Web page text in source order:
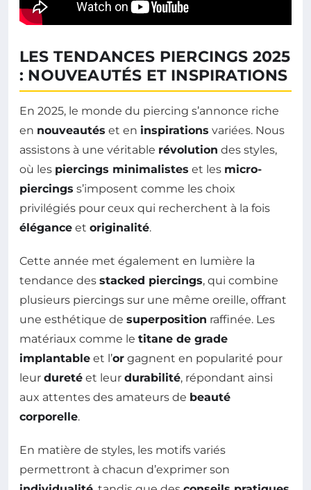
LES TENDANCES PIERCINGS 2025
: NOUVEAUTÉS ET INSPIRATIONS
En 2025, le monde du piercing s’annonce riche
en nouveautés et en inspirations variées. Nous
assistons à une véritable révolution des styles,
où les piercings minimalistes et les micro-
piercings s’imposent comme les choix
privilégiés pour ceux qui recherchent à la fois
élégance et originalité.
Cette année met également en lumière la
tendance des stacked piercings, qui combine
plusieurs piercings sur une même oreille, offrant
une esthétique de superposition raffinée. Les
matériaux comme le titane de grade
implantable et l’or gagnent en popularité pour
leur dureté et leur durabilité, répondant ainsi
aux attentes des amateurs de beauté
corporelle.
En matière de styles, les motifs variés
permettront à chacun d’exprimer son